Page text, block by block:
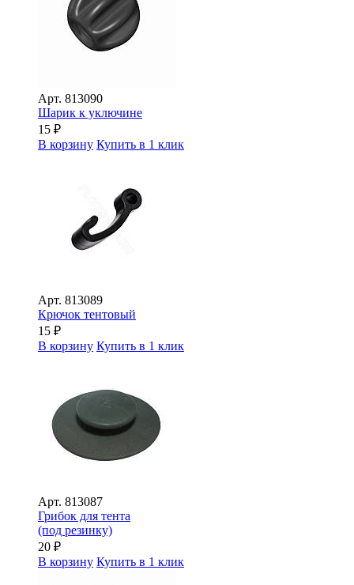
Арт. 813090
Шарик к уключине
15 ₽
В корзину Купить в 1 клик
Арт. 813089
Крючок тентовый
15 ₽
В корзину Купить в 1 клик
Арт. 813087
Грибок для тента
(под резинку)
20 ₽
В корзину Купить в 1 клик